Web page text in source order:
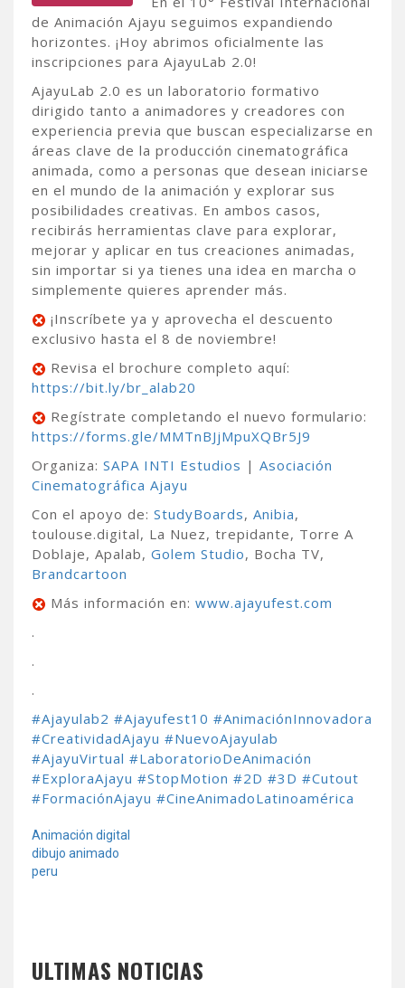
de Animación Ajayu seguimos expandiendo
horizontes. ¡Hoy abrimos oficialmente las
inscripciones para AjayuLab 2.0!
AjayuLab 2.0 es un laboratorio formativo
dirigido tanto a animadores y creadores con
experiencia previa que buscan especializarse en
áreas clave de la producción cinematográfica
animada, como a personas que desean iniciarse
en el mundo de la animación y explorar sus
posibilidades creativas. En ambos casos,
recibirás herramientas clave para explorar,
mejorar y aplicar en tus creaciones animadas,
sin importar si ya tienes una idea en marcha o
simplemente quieres aprender más.
¡Inscríbete ya y aprovecha el descuento
exclusivo hasta el 8 de noviembre!
Revisa el brochure completo aquí:
https://bit.ly/br_alab20
Regístrate completando el nuevo formulario:
https://forms.gle/MMTnBJjMpuXQBr5J9
Organiza: SAPA INTI Estudios | Asociación
Cinematográfica Ajayu
Con el apoyo de: StudyBoards, Anibia,
toulouse.digital, La Nuez, trepidante, Torre A
Doblaje, Apalab, Golem Studio, Bocha TV,
Brandcartoon
Más información en: www.ajayufest.com
.
.
.
#Ajayulab2 #Ajayufest10 #AnimaciónInnovadora
#CreatividadAjayu #NuevoAjayulab
#AjayuVirtual #LaboratorioDeAnimación
#ExploraAjayu #StopMotion #2D #3D #Cutout
#FormaciónAjayu #CineAnimadoLatinoamérica
Animación digital
dibujo animado
peru
ULTIMAS NOTICIAS